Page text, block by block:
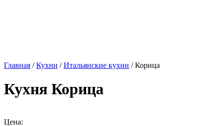
Главная /Кухни /Итальянские кухни / Корица
Кухня Корица
Цена: